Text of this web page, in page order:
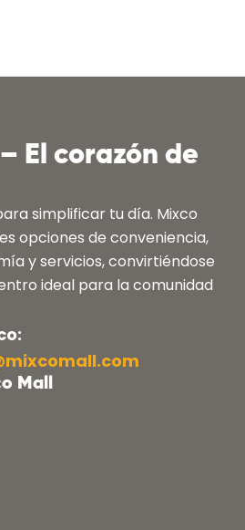
El corazón de
simplificar tu día. Mixco
opciones de conveniencia,
y servicios, convirtiéndose
ideal para la comunidad
Mall